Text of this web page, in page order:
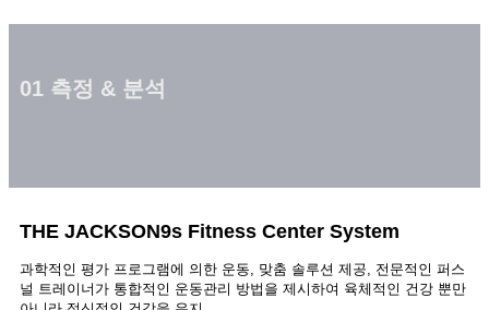
01 측정 & 분석
THE JACKSON9s Fitness Center System
과학적인 평가 프로그램에 의한 운동, 맞춤 솔루션 제공, 전문적인 퍼스
널 트레이너가 통합적인 운동관리 방법을 제시하여 육체적인 건강 뿐만